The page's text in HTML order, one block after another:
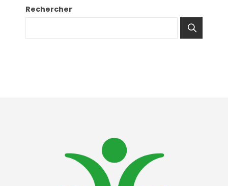
Rechercher